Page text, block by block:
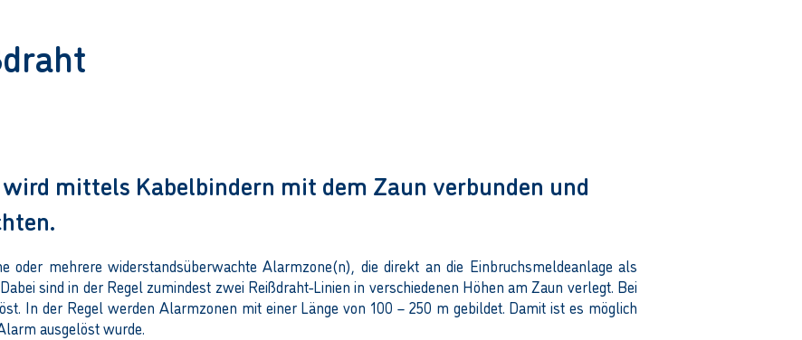
mittels Kabelbindern mit dem Zaun verbunden und
oder mehrere widerstandsüberwachte Alarmzone(n), die direkt an die Einbruchsmeldeanlage als
sind in der Regel zumindest zwei Reißdraht-Linien in verschiedenen Höhen am Zaun verlegt. Bei
In der Regel werden Alarmzonen mit einer Länge von 100 – 250 m gebildet. Damit ist es möglich
ausgelöst wurde.